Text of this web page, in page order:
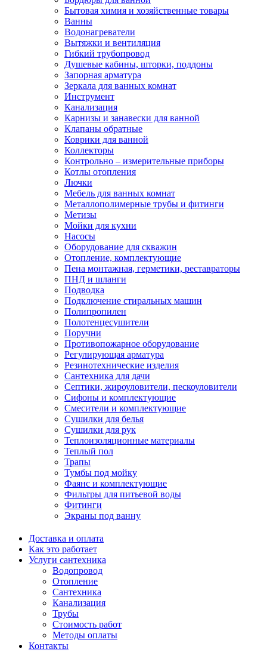
Бытовая химия и хозяйственные товары
Ванны
Водонагреватели
Вытяжки и вентиляция
Гибкий трубопровод
Душевые кабины, шторки, поддоны
Запорная арматура
Зеркала для ванных комнат
Инструмент
Канализация
Карнизы и занавески для ванной
Клапаны обратные
Коврики для ванной
Коллекторы
Контрольно – измерительные приборы
Котлы отопления
Лючки
Мебель для ванных комнат
Металлополимерные трубы и фитинги
Метизы
Мойки для кухни
Насосы
Оборудование для скважин
Отопление, комплектующие
Пена монтажная, герметики, реставраторы
ПНД и шланги
Подводка
Подключение стиральных машин
Полипропилен
Полотенцесушители
Поручни
Противопожарное оборудование
Регулирующая арматура
Резинотехнические изделия
Сантехника для дачи
Септики, жироуловители, пескоуловители
Сифоны и комплектующие
Смесители и комплектующие
Сушилки для белья
Сушилки для рук
Теплоизоляционные материалы
Теплый пол
Трапы
Тумбы под мойку
Фаянс и комплектующие
Фильтры для питьевой воды
Фитинги
Экраны под ванну
Доставка и оплата
Как это работает
Услуги сантехника
Водопровод
Отопление
Сантехника
Канализация
Трубы
Стоимость работ
Методы оплаты
Контакты